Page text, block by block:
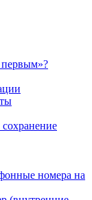
первым»?
номера на